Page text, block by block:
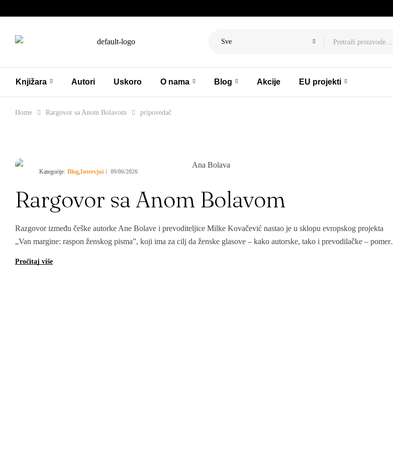
Sve
Knjižara Autori Uskoro O nama Blog Akcije EU projekti
Home Rargovor sa Anom Bolavom pripovedač
09/06/2026
Kategorije: Blog,Intervjui
Rargovor sa Anom Bolavom
Razgovor između češke autorke Ane Bolave i prevoditeljice Milke Kovačević nastao je u sklopu evropskog projekta
„Van margine: raspon ženskog pisma”, koji ima za cilj da ženske glasove – kako autorske, tako i prevodilačke – pomeri
Pročitaj više